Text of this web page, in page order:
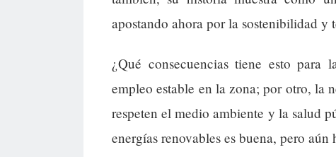
apostando ahora por la sostenibilidad y
¿Qué consecuencias tiene esto
empleo estable en la zona; por otro, la
respeten el medio ambiente y la salud
energías renovables es buena, pero